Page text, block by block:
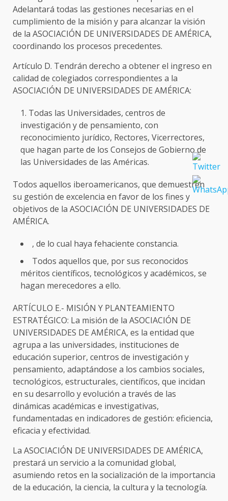
Adelantará todas las gestiones necesarias en el
cumplimiento de la misión y para alcanzar la visión
de la ASOCIACIÓN DE UNIVERSIDADES DE AMÉRICA,
coordinando los procesos precedentes.
Artículo D. Tendrán derecho a obtener el ingreso en
calidad de colegiados correspondientes a la
ASOCIACIÓN DE UNIVERSIDADES DE AMÉRICA:
Todas las Universidades, centros de
investigación y de pensamiento, con
reconocimiento jurídico, Rectores, Vicerrectores,
que hagan parte de los Consejos de Gobierno de
las Universidades de las Américas.
Todos aquellos iberoamericanos, que demuestren
su gestión de excelencia en favor de los fines y
objetivos de la ASOCIACIÓN DE UNIVERSIDADES DE
AMÉRICA.
, de lo cual haya fehaciente constancia.
Todos aquellos que, por sus reconocidos
méritos científicos, tecnológicos y académicos, se
hagan merecedores a ello.
ARTÍCULO E.- MISIÓN Y PLANTEAMIENTO
ESTRATÉGICO: La misión de la ASOCIACIÓN DE
UNIVERSIDADES DE AMÉRICA, es la entidad que
agrupa a las universidades, instituciones de
educación superior, centros de investigación y
pensamiento, adaptándose a los cambios sociales,
tecnológicos, estructurales, científicos, que incidan
en su desarrollo y evolución a través de las
dinámicas académicas e investigativas,
fundamentadas en indicadores de gestión: eficiencia,
eficacia y efectividad.
La ASOCIACIÓN DE UNIVERSIDADES DE AMÉRICA,
prestará un servicio a la comunidad global,
asumiendo retos en la socialización de la importancia
de la educación, la ciencia, la cultura y la tecnología.